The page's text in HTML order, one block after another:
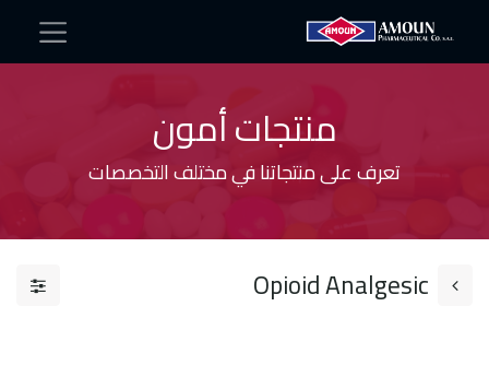
منتجات أمون
تعرف على منتجاتنا في مختلف التخصصات
Opioid Analgesic